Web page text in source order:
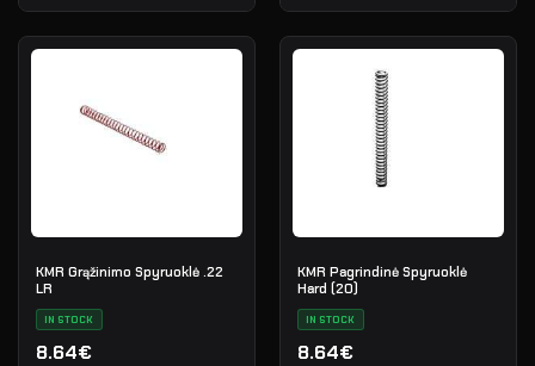
KMR Grąžinimo Spyruoklė .22
LR
IN STOCK
8.64€
KMR Pagrindinė Spyruoklė
Hard (20)
IN STOCK
8.64€